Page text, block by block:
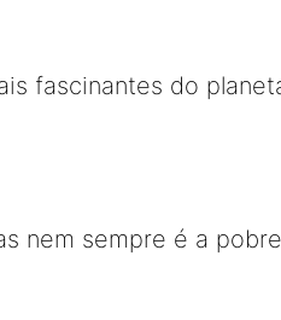
fascinantes do
nem sempre é a